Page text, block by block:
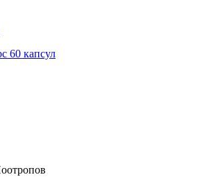
60 капсул